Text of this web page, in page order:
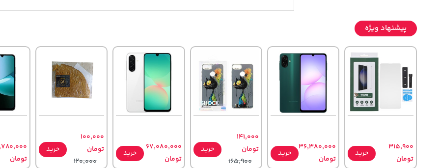
پیشنهاد ویژه
315,900
تومان
خرید
36,380,000
تومان
خرید
141,000
تومان
165,900
خرید
67,080,000
تومان
خرید
100,000
تومان
120,000
خرید
تومان